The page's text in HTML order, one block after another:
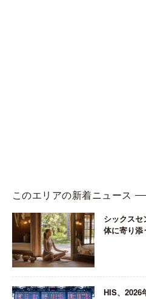
このエリアの新着ニュース
シックス
体に寄り添
HIS、2026